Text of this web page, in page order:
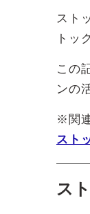
スト
トッ
この
ンの
※関
スト
ス